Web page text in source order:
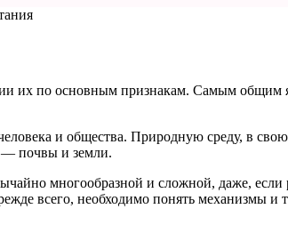
их по основным признакам. Самым общим
и общества. Природную среду, в
— почвы и земли.
многообразной и сложной, даже, если
всего, необходимо понять механизмы и